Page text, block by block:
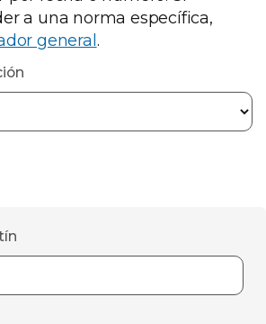
a una norma específica,
general .